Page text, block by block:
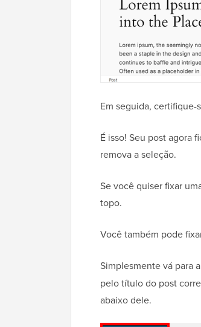
Em seguida,
É isso! Seu post agora
remova a seleção.
Se você quiser fixar
topo.
Você também pode
Simplesmente vá para
pelo título do post
abaixo dele.